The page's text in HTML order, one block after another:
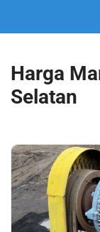
Harga
Selatan